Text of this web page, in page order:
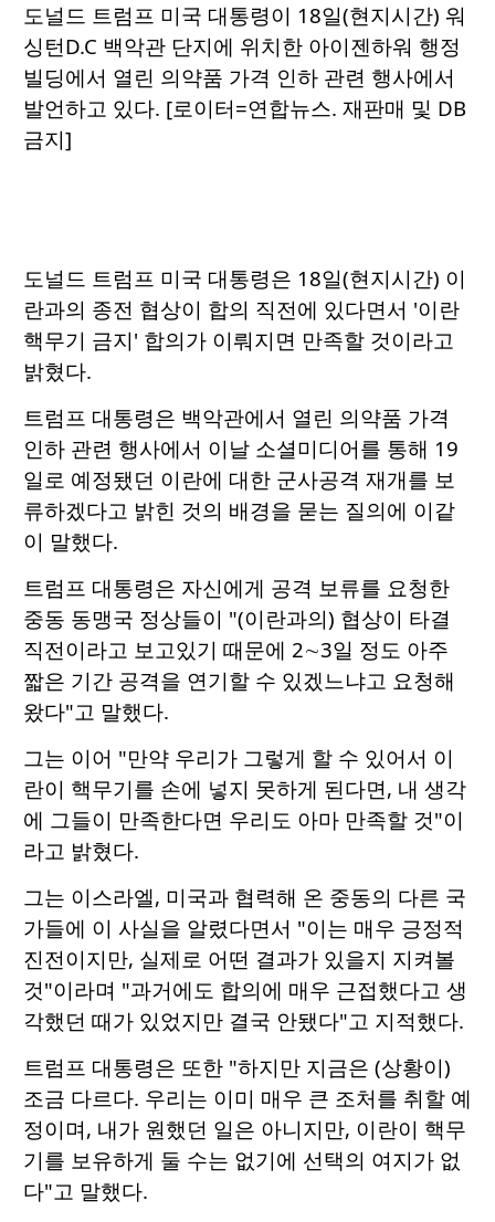
도널드 트럼프 미국 대통령이 18일(현지시간) 워
싱턴D.C 백악관 단지에 위치한 아이젠하워 행정
빌딩에서 열린 의약품 가격 인하 관련 행사에서
발언하고 있다. [로이터=연합뉴스. 재판매 및 DB
금지]
도널드 트럼프 미국 대통령은 18일(현지시간) 이
란과의 종전 협상이 합의 직전에 있다면서 '이란
핵무기 금지' 합의가 이뤄지면 만족할 것이라고
밝혔다.
트럼프 대통령은 백악관에서 열린 의약품 가격
인하 관련 행사에서 이날 소셜미디어를 통해 19
일로 예정됐던 이란에 대한 군사공격 재개를 보
류하겠다고 밝힌 것의 배경을 묻는 질의에 이같
이 말했다.
트럼프 대통령은 자신에게 공격 보류를 요청한
중동 동맹국 정상들이 "(이란과의) 협상이 타결
직전이라고 보고있기 때문에 2∼3일 정도 아주
짧은 기간 공격을 연기할 수 있겠느냐고 요청해
왔다"고 말했다.
그는 이어 "만약 우리가 그렇게 할 수 있어서 이
란이 핵무기를 손에 넣지 못하게 된다면, 내 생각
에 그들이 만족한다면 우리도 아마 만족할 것"이
라고 밝혔다.
그는 이스라엘, 미국과 협력해 온 중동의 다른 국
가들에 이 사실을 알렸다면서 "이는 매우 긍정적
진전이지만, 실제로 어떤 결과가 있을지 지켜볼
것"이라며 "과거에도 합의에 매우 근접했다고 생
각했던 때가 있었지만 결국 안됐다"고 지적했다.
트럼프 대통령은 또한 "하지만 지금은 (상황이)
조금 다르다. 우리는 이미 매우 큰 조처를 취할 예
정이며, 내가 원했던 일은 아니지만, 이란이 핵무
기를 보유하게 둘 수는 없기에 선택의 여지가 없
다"고 말했다.